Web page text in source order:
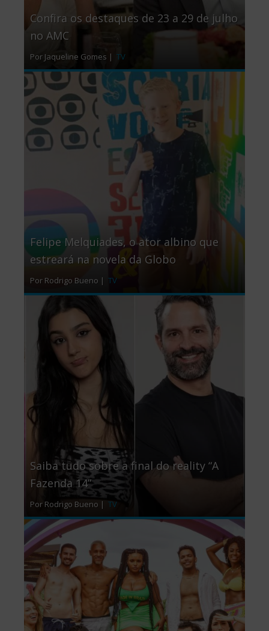
Confira os destaques de 23 a 29 de julho
no AMC
Por Jaqueline Gomes | TV
Felipe Melquiades, o ator albino que
estreará na novela da Globo
Por Rodrigo Bueno | TV
Saiba tudo sobre a final do reality “A
Fazenda 14”
Por Rodrigo Bueno | TV